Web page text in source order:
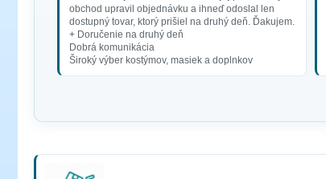
obchod upravil objednávku a ihneď odoslal len
dostupný tovar, ktorý prišiel na druhý deň. Ďakujem.
+ Doručenie na druhý deň
Dobrá komunikácia
Široký výber kostýmov, masiek a doplnkov